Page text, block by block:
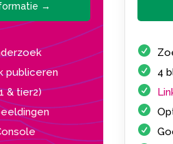
→
publiceren
& tier2)
4